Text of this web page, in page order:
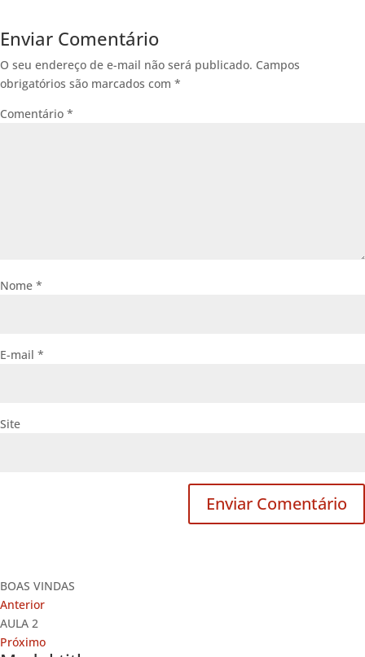
Enviar Comentário
O seu endereço de e-mail não será publicado. Campos
obrigatórios são marcados com *
Comentário *
Nome *
E-mail *
Site
BOAS VINDAS
Anterior
AULA 2
Próximo